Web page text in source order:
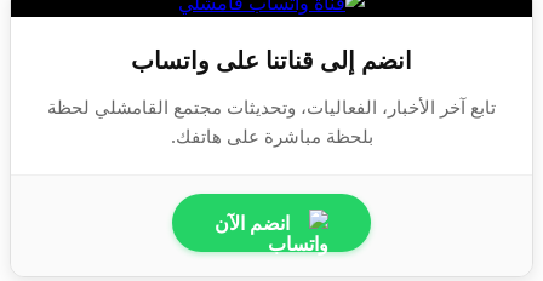
انضم إلى قناتنا على واتساب
تابع آخر الأخبار، الفعاليات، وتحديثات مجتمع القامشلي لحظة
بلحظة مباشرة على هاتفك.
انضم الآن